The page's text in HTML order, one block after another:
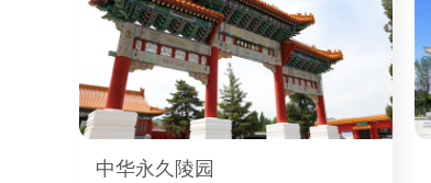
中华永久陵园